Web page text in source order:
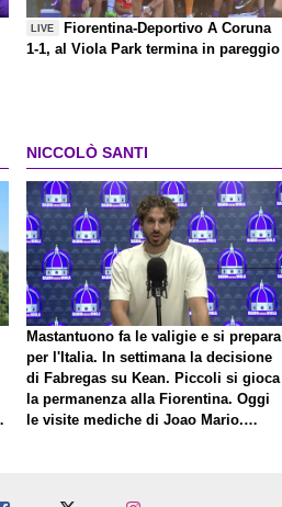
LIVE
Fiorentina-Deportivo A Coruna
1-1, al Viola Park termina in pareggio
NICCOLÒ SANTI
Mastantuono fa le valigie e si prepara
per l'Italia. In settimana la decisione
di Fabregas su Kean. Piccoli si gioca
la permanenza alla Fiorentina. Oggi
le visite mediche di Joao Mario.